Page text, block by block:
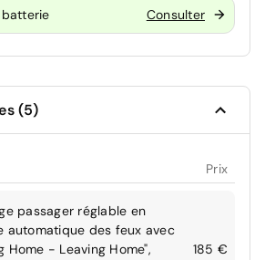
Consulter
(5)
Prix
passager réglable en
automatique des feux avec
Home - Leaving Home",
185 €